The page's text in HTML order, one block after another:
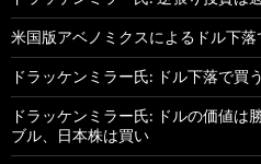
米国版アベノミクスによるドル下
ドラッケンミラー氏: ドル下落で買
ドラッケンミラー氏: ドルの価値
ブル、日本株は買い